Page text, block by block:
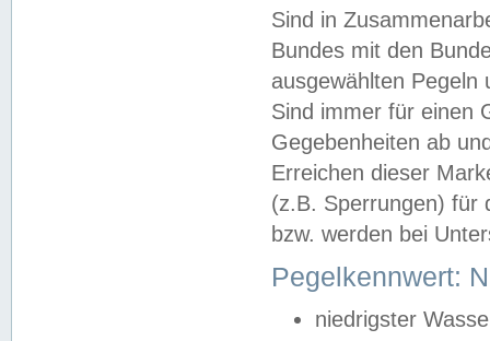
Sind in
Bundes mit den
ausgewählten
Sind immer für einen
Gegebenheiten ab
Erreichen dieser
(z.B. Sperrungen) für
bzw. werden bei
Pegelkennwert:
niedrigster